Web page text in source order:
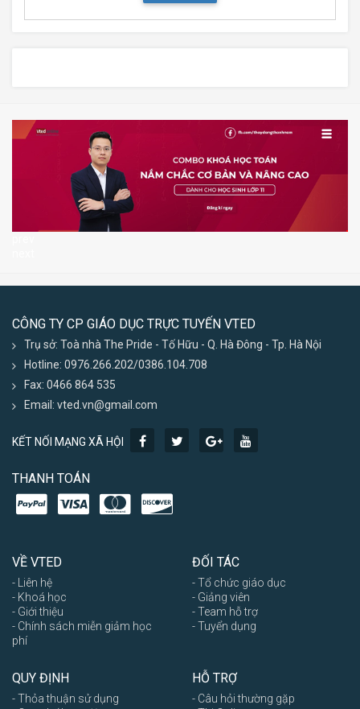
CÔNG TY CP GIÁO DỤC TRỰC TUYẾN VTED
Trụ sở: Toà nhà The Pride - Tố Hữu - Q. Hà Đông - Tp. Hà Nội
Hotline: 0976.266.202/0386.104.708
Fax: 0466 864 535
Email: vted.vn@gmail.com
KẾT NỐI MẠNG XÃ HỘI
THANH TOÁN
VỀ VTED
- Liên hệ
- Khoá học
- Giới thiệu
- Chính sách miễn giảm học
phí
ĐỐI TÁC
- Tổ chức giáo dục
- Giảng viên
- Team hỗ trợ
- Tuyển dụng
QUY ĐỊNH
- Thỏa thuận sử dụng
HỖ TRỢ
- Câu hỏi thường gặp